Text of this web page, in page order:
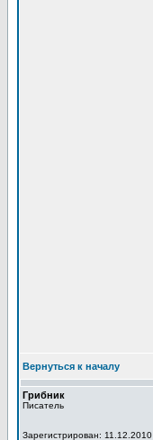
Вернуться к началу
Грибник
Писатель
Зарегистрирован: 11.12.2010